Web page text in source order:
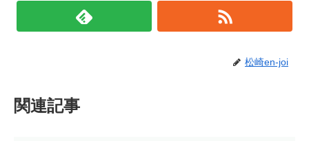
松崎en-joi
関連記事